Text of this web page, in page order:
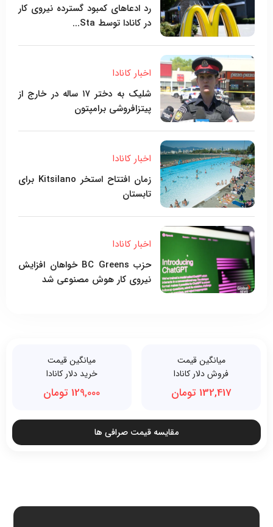
رد ادعاهای کمبود گسترده نیروی کار
در کانادا توسط Sta...
اخبار کانادا
شلیک به دختر ۱۷ ساله در خارج از
پیتزافروشی برامپتون
اخبار کانادا
زمان افتتاح استخر Kitsilano برای
تابستان
اخبار کانادا
حزب BC Greens خواهان افزایش
نیروی کار هوش مصنوعی شد
میانگین قیمت
فروش دلار کانادا
132,417 تومان
میانگین قیمت
خرید دلار کانادا
129,000 تومان
مقایسه قیمت صرافی ها